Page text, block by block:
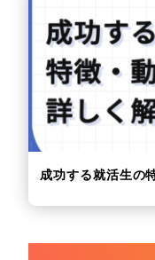
成功する就活生の